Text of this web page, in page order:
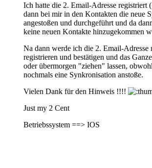
Ich hatte die 2. Email-Adresse registriert
dann bei mir in den Kontakten die neue
angestoßen und durchgeführt und da
keine neuen Kontakte hinzugekommen
Na dann werde ich die 2. Email-Adresse
registrieren und bestätigen und das
oder übermorgen "ziehen" lassen,
nochmals eine Synkronisation anstoße.
Vielen Dank für den Hinweis !!!!
Just my 2 Cent
Betriebssystem ==> IOS